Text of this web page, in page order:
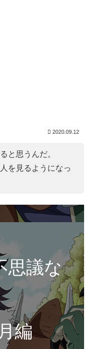
2020.09.12
と思うんだ。
を見るようになっ
思議な
編